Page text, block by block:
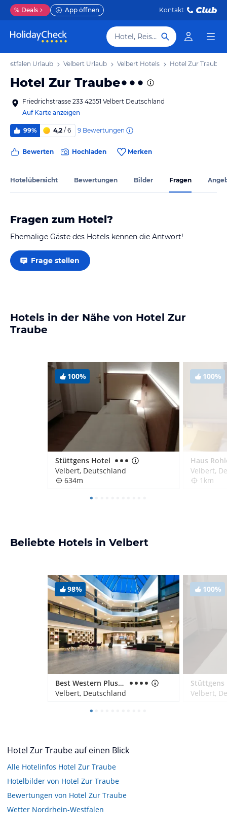
% Deals App öffnen Kontakt
Hotel, Reiseziel
Urlaub Velbert Urlaub Velbert Hotels Hotel Zur Traube
Hotel Zur Traube
Friedrichstrasse 233 42551 Velbert Deutschland
Auf Karte anzeigen
99% 4,2 / 6 9 Bewertungen
Bewerten Hochladen Merken
Hotelübersicht Bewertungen Bilder Fragen
Fragen zum Hotel?
Ehemalige Gäste des Hotels kennen die Antwort!
Frage stellen
Hotels in der Nähe von Hotel Zur
Traube
100%
Stüttgens Hotel
Velbert, Deutschland
634m
100%
Haus
Velbert,
1km
Beliebte Hotels in Velbert
98%
Best Western Plus Parkhotel Velbert
Velbert, Deutschland
100%
Stüttgens
Velbert,
Hotel Zur Traube auf einen Blick
Alle Hotelinfos Hotel Zur Traube
Hotelbilder von Hotel Zur Traube
Bewertungen von Hotel Zur Traube
Wetter Nordrhein-Westfalen